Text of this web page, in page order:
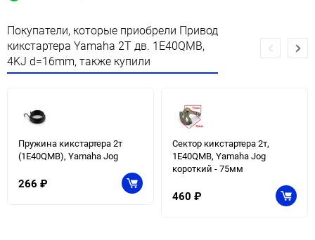
Покупатели, которые приобрели Привод
кикстартера Yamaha 2T дв. 1E40QMB,
4KJ d=16mm, также купили
Пружина кикстартера 2т
(1E40QMB), Yamaha Jog
266 ₽
Сектор кикстартера 2т,
1E40QMB, Yamaha Jog
короткий - 75мм
460 ₽